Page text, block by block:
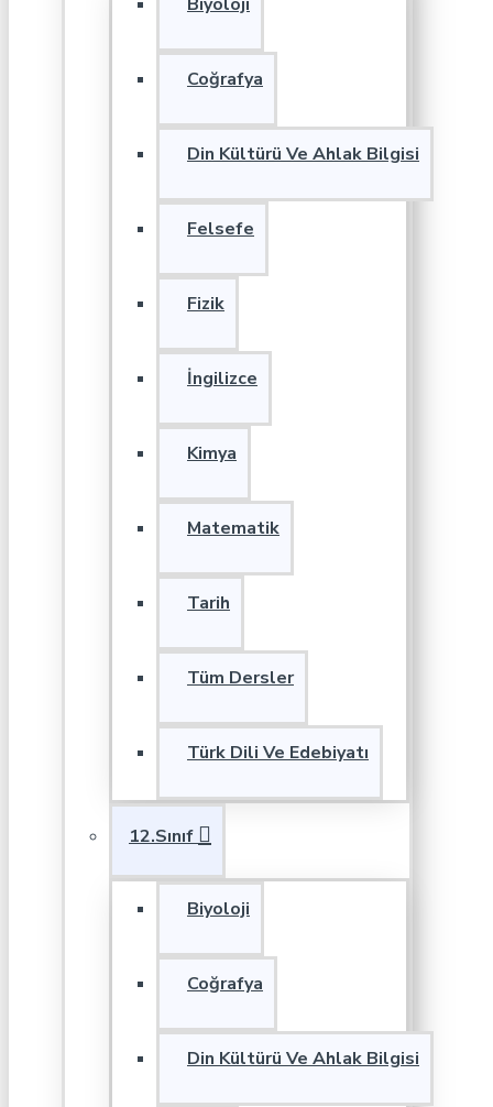
Coğrafya
Din Kültürü Ve Ahlak Bilgisi
Felsefe
Fizik
İngilizce
Kimya
Matematik
Tarih
Tüm Dersler
Türk Dili Ve Edebiyatı
12.Sınıf
Biyoloji
Coğrafya
Din Kültürü Ve Ahlak Bilgisi